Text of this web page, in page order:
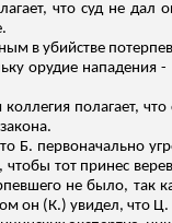
что суд не
в убийстве
орудие
коллегия полагает,
Б. первоначально
тот принес
не было, так
он (К.) увидел, что